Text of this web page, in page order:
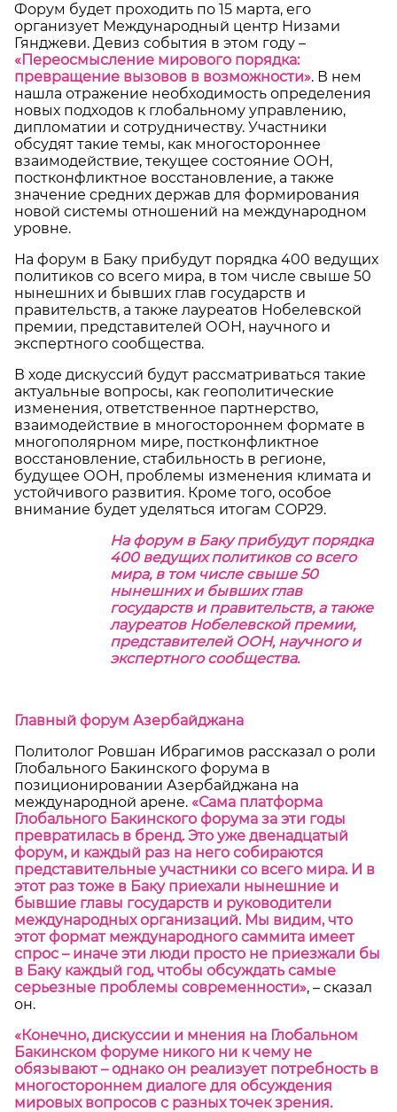
Форум будет проходить по 15 марта, его
организует Международный центр Низами
Гянджеви. Девиз события в этом году –
«Переосмысление мирового порядка:
превращение вызовов в возможности». В нем
нашла отражение необходимость определения
новых подходов к глобальному управлению,
дипломатии и сотрудничеству. Участники
обсудят такие темы, как многостороннее
взаимодействие, текущее состояние ООН,
постконфликтное восстановление, а также
значение средних держав для формирования
новой системы отношений на международном
уровне.
На форум в Баку прибудут порядка 400 ведущих
политиков со всего мира, в том числе свыше 50
нынешних и бывших глав государств и
правительств, а также лауреатов Нобелевской
премии, представителей ООН, научного и
экспертного сообщества.
В ходе дискуссий будут рассматриваться такие
актуальные вопросы, как геополитические
изменения, ответственное партнерство,
взаимодействие в многостороннем формате в
многополярном мире, постконфликтное
восстановление, стабильность в регионе,
будущее ООН, проблемы изменения климата и
устойчивого развития. Кроме того, особое
внимание будет уделяться итогам COP29.
На форум в Баку прибудут порядка
400 ведущих политиков со всего
мира, в том числе свыше 50
нынешних и бывших глав
государств и правительств, а также
лауреатов Нобелевской премии,
представителей ООН, научного и
экспертного сообщества.
Главный форум Азербайджана
Политолог Ровшан Ибрагимов рассказал о роли
Глобального Бакинского форума в
позиционировании Азербайджана на
международной арене. «Сама платформа
Глобального Бакинского форума за эти годы
превратилась в бренд. Это уже двенадцатый
форум, и каждый раз на него собираются
представительные участники со всего мира. И в
этот раз тоже в Баку приехали нынешние и
бывшие главы государств и руководители
международных организаций. Мы видим, что
этот формат международного саммита имеет
спрос – иначе эти люди просто не приезжали бы
в Баку каждый год, чтобы обсуждать самые
серьезные проблемы современности», – сказал
он.
«Конечно, дискуссии и мнения на Глобальном
Бакинском форуме никого ни к чему не
обязывают – однако он реализует потребность в
многостороннем диалоге для обсуждения
мировых вопросов с разных точек зрения.